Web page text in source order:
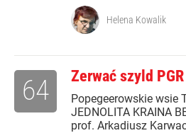
Helena Kowalik
Zerwać szyld PGR
Popegeerowskie wsie
JEDNOLITA KRAINA
prof. Arkadiusz
64